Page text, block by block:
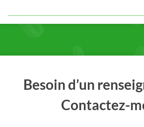
Besoin d’un
Contactez-